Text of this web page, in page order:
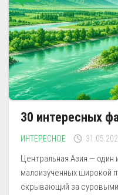
30 интересных
ИНТЕРЕСНОЕ
Центральная Азия — один
малоизученных широкой
скрывающий за